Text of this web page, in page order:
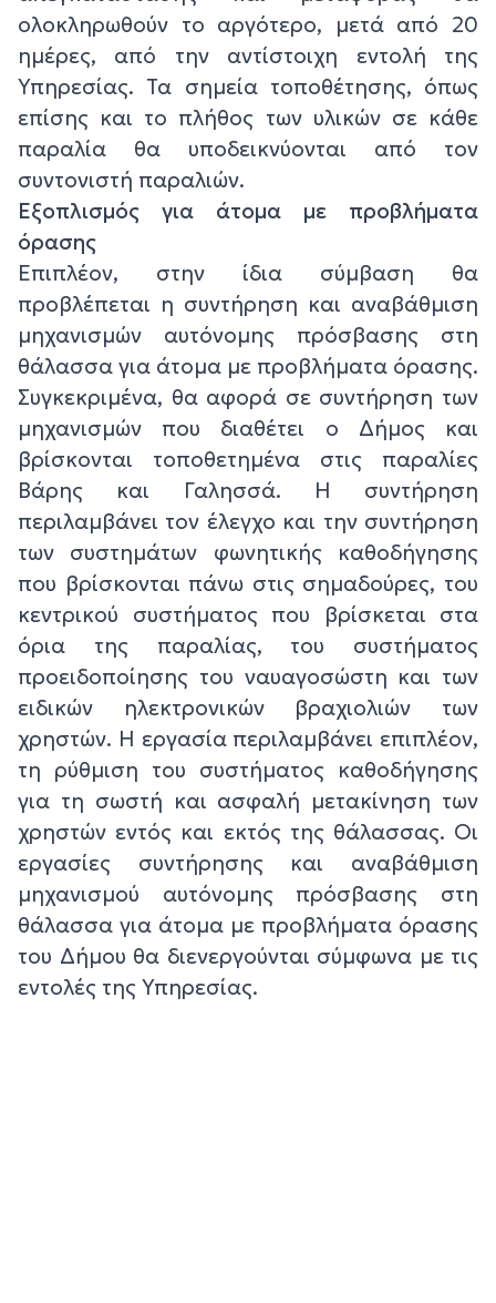
ολοκληρωθούν το αργότερο, μετά από 20
ημέρες, από την αντίστοιχη εντολή της
Υπηρεσίας. Τα σημεία τοποθέτησης, όπως
επίσης και το πλήθος των υλικών σε κάθε
παραλία θα υποδεικνύονται από τον
συντονιστή παραλιών.
Εξοπλισμός για άτομα με προβλήματα
όρασης
Επιπλέον, στην ίδια σύμβαση θα
προβλέπεται η συντήρηση και αναβάθμιση
μηχανισμών αυτόνομης πρόσβασης στη
θάλασσα για άτομα με προβλήματα όρασης.
Συγκεκριμένα, θα αφορά σε συντήρηση των
μηχανισμών που διαθέτει ο Δήμος και
βρίσκονται τοποθετημένα στις παραλίες
Βάρης και Γαλησσά. Η συντήρηση
περιλαμβάνει τον έλεγχο και την συντήρηση
των συστημάτων φωνητικής καθοδήγησης
που βρίσκονται πάνω στις σημαδούρες, του
κεντρικού συστήματος που βρίσκεται στα
όρια της παραλίας, του συστήματος
προειδοποίησης του ναυαγοσώστη και των
ειδικών ηλεκτρονικών βραχιολιών των
χρηστών. Η εργασία περιλαμβάνει επιπλέον,
τη ρύθμιση του συστήματος καθοδήγησης
για τη σωστή και ασφαλή μετακίνηση των
χρηστών εντός και εκτός της θάλασσας. Οι
εργασίες συντήρησης και αναβάθμιση
μηχανισμού αυτόνομης πρόσβασης στη
θάλασσα για άτομα με προβλήματα όρασης
του Δήμου θα διενεργούνται σύμφωνα με τις
εντολές της Υπηρεσίας.